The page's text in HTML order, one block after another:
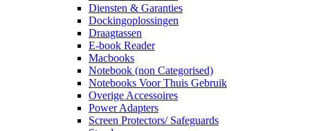
Diensten & Garanties
Dockingoplossingen
Draagtassen
E-book Reader
Macbooks
Notebook (non Categorised)
Notebooks Voor Thuis Gebruik
Overige Accessoires
Power Adapters
Screen Protectors/ Safeguards